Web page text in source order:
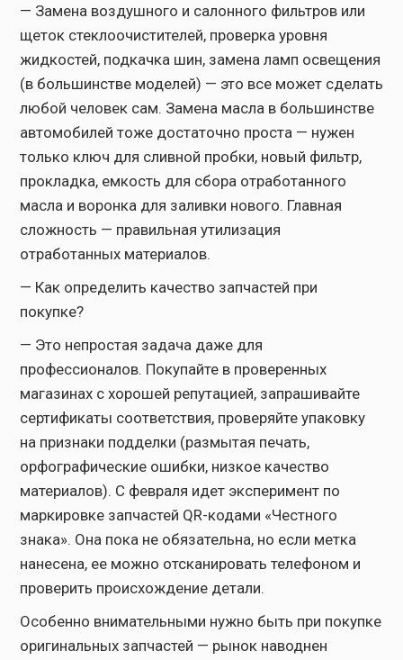
— Замена воздушного и салонного фильтров или
щеток стеклоочистителей, проверка уровня
жидкостей, подкачка шин, замена ламп освещения
(в большинстве моделей) — это все может сделать
любой человек сам. Замена масла в большинстве
автомобилей тоже достаточно проста — нужен
только ключ для сливной пробки, новый фильтр,
прокладка, емкость для сбора отработанного
масла и воронка для заливки нового. Главная
сложность — правильная утилизация
отработанных материалов.
— Как определить качество запчастей при
покупке?
— Это непростая задача даже для
профессионалов. Покупайте в проверенных
магазинах с хорошей репутацией, запрашивайте
сертификаты соответствия, проверяйте упаковку
на признаки подделки (размытая печать,
орфографические ошибки, низкое качество
материалов). С февраля идет эксперимент по
маркировке запчастей QR-кодами «Честного
знака». Она пока не обязательна, но если метка
нанесена, ее можно отсканировать телефоном и
проверить происхождение детали.
Особенно внимательными нужно быть при покупке
оригинальных запчастей — рынок наводнен